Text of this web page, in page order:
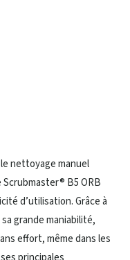
nettoyage manuel
B5 ORB
d’utilisation. Grâce à
grande maniabilité,
effort, même dans les